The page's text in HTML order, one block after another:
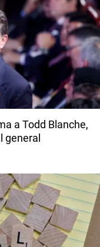
a Todd Blanche,
general